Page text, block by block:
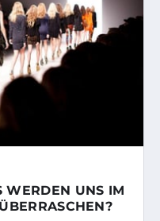
WERDEN UNS IM